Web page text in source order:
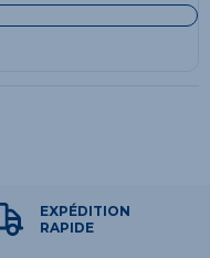
EXPÉDITION
RAPIDE